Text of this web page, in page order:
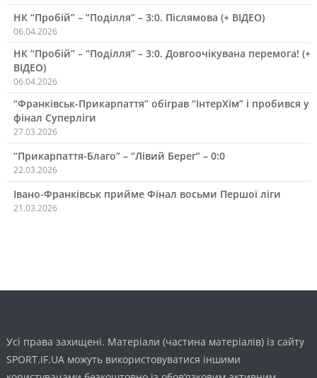
НК “Пробій” – “Поділля” – 3:0. Післямова (+ ВІДЕО)
06.04.2026
НК “Пробій” – “Поділля” – 3:0. Довгоочікувана перемога! (+
ВІДЕО)
06.04.2026
“Франківськ-Прикарпаття” обіграв “ІнтерХім” і пробився у
фінал Суперліги
27.03.2026
“Прикарпаття-Благо” – “Лівий Берег” – 0:0
22.03.2026
Івано-Франківськ прийме Фінал восьми Першої ліги
21.03.2026
Усі права захищені. Матеріали (частина матеріалів) із сайту
SPORT.IF.UA можуть використовуватися іншими